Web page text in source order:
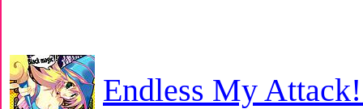
Endless My